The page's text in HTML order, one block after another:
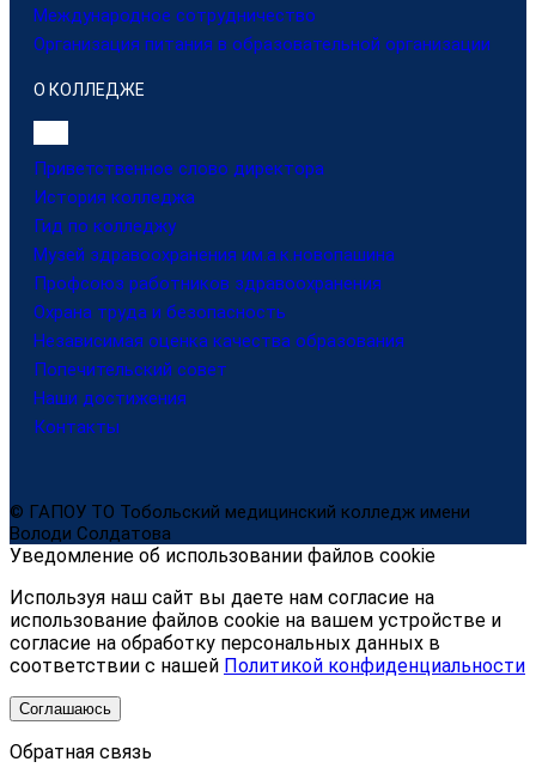
Международное сотрудничество
Организация питания в образовательной организации
О КОЛЛЕДЖЕ
Приветственное слово директора
История колледжа
Гид по колледжу
Музей здравоохранения им.а.к.новопашина
Профсоюз работников здравоохранения
Охрана труда и безопасность
Независимая оценка качества образования
Попечительский совет
Наши достижения
Контакты
© ГАПОУ ТО Тобольский медицинский колледж имени
Володи Солдатова
Уведомление об использовании файлов cookie
Используя наш сайт вы даете нам согласие на
использование файлов cookie на вашем устройстве и
согласие на обработку персональных данных в
соответствии с нашей Политикой конфиденциальности
Соглашаюсь
Обратная связь